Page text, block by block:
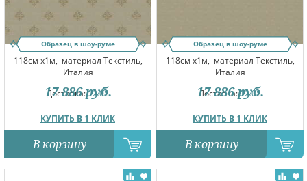
Образец в шоу-руме
118см x1м, материал Текстиль,
Италия
Доставка:12.08
КУПИТЬ В 1 КЛИК
17 886 руб.
В корзину
Образец в шоу-руме
118см x1м, материал Текстиль,
Италия
Доставка:12.08
КУПИТЬ В 1 КЛИК
17 886 руб.
В корзину